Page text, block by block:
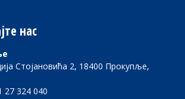
нас
Стојановића 2, 18400 Прокупље,
27 324 040